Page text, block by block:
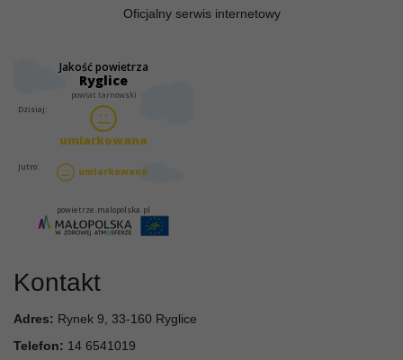
Oficjalny serwis internetowy
Kontakt
Adres: Rynek 9, 33-160 Ryglice
Telefon: 14 6541019